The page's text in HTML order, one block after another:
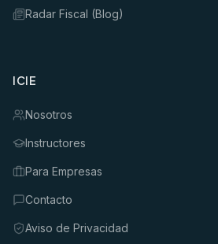
Radar Fiscal (Blog)
ICIE
Nosotros
Instructores
Para Empresas
Contacto
Aviso de Privacidad